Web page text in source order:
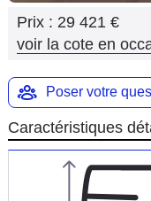
Marques
Prix : 29 421 €
voir la cote en
Poser votre
Caractéristiques